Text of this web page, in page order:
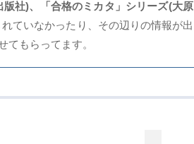
社)、「合格のミカタ」シリーズ(大原
ていなかったり、その辺りの情報が出
てもらってます。